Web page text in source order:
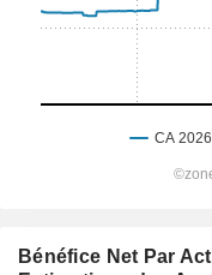
Bénéfice Net Par